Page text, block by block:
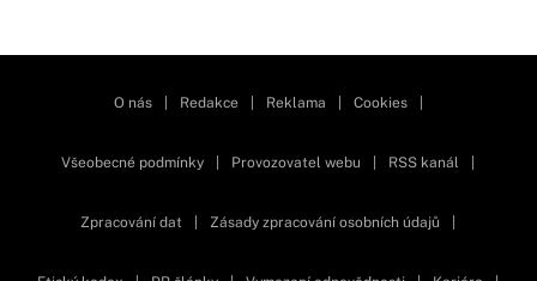
O nás Redakce Reklama Cookies
Všeobecné podmínky Provozovatel webu RSS kanál
Zpracování dat Zásady zpracování osobních údajů